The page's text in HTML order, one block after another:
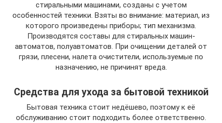
стиральными машинами, созданы с учетом
особенностей техники. Взяты во внимание: материал, из
которого произведены приборы; тип механизма.
Производятся составы для стиральных машин-
автоматов, полуавтоматов. При очищении деталей от
грязи, плесени, налета очистители, используемые по
назначению, не причинят вреда.
Средства для ухода за бытовой техникой
Бытовая техника стоит недёшево, поэтому к её
обслуживанию стоит подходить более ответственно.